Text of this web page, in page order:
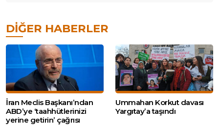
DIĞER HABERLER
İran Meclis Başkanı’ndan
ABD’ye ‘taahhütlerinizi
yerine getirin’ çağrısı
Ummahan Korkut davası
Yargıtay’a taşındı